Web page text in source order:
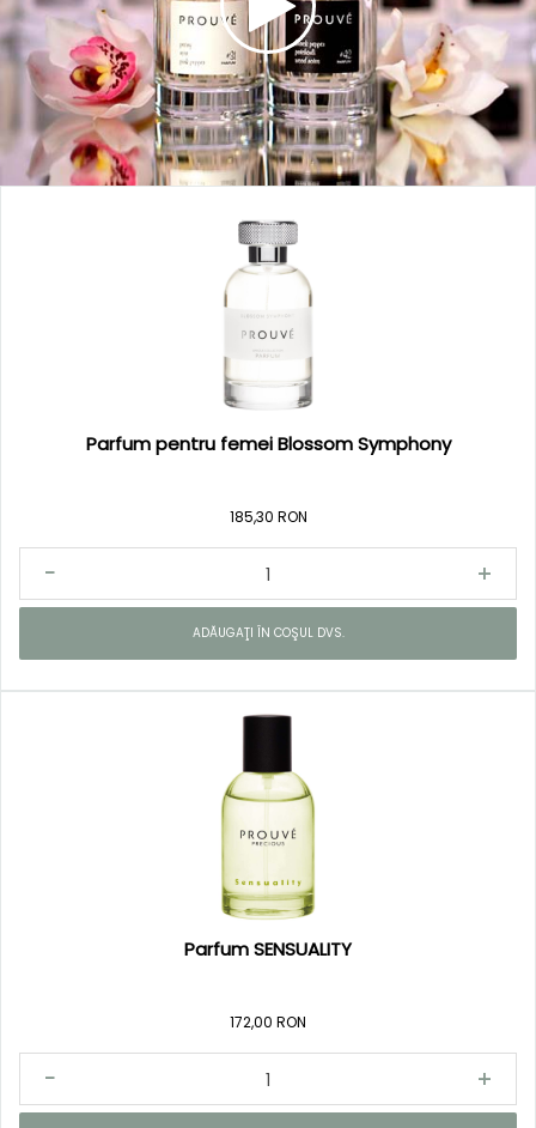
Parfum pentru femei Blossom Symphony
185,30 RON
ADĂUGAŢI ÎN COŞUL DVS.
Parfum SENSUALITY
172,00 RON